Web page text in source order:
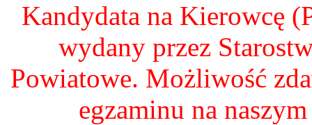
Kandydata na Kierowcę
wydany przez
Powiatowe. Możliwość
egzaminu na naszym